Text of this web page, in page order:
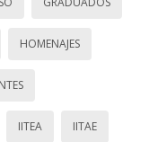
HOMENAJES
IITEA IITAE